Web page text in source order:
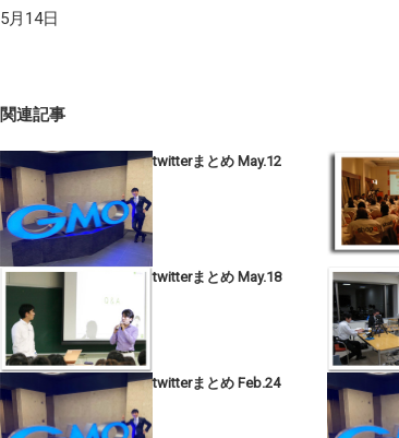
5月14日
関連記事
twitterまとめ May.12
twitterまとめ May.18
twitterまとめ Feb.24